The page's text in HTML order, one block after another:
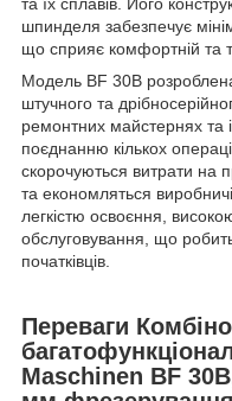
шпинделя забезпечує
що сприяє комфортній та
Модель BF 30B
штучного та
ремонтних майстернях та
поєднанню кількох
скорочуються витрати на
та економляться
легкістю освоєння,
обслуговування, що
початківців.
Переваги
Maschinen BF